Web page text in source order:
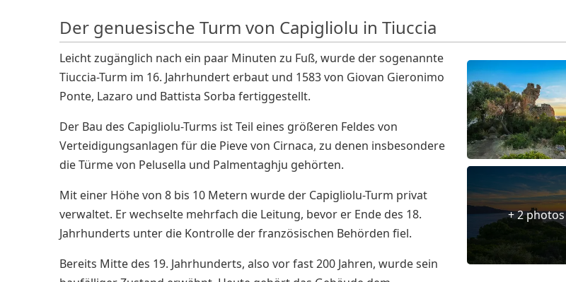
Der genuesische Turm von Capigliolu in Tiuccia
+ 2 photos
Leicht zugänglich nach ein paar Minuten zu Fuß, wurde der sogenannte
Tiuccia-Turm im 16. Jahrhundert erbaut und 1583 von Giovan Gieronimo
Ponte, Lazaro und Battista Sorba fertiggestellt.
Der Bau des Capigliolu-Turms ist Teil eines größeren Feldes von
Verteidigungsanlagen für die Pieve von Cirnaca, zu denen insbesondere
die Türme von Pelusella und Palmentaghju gehörten.
Mit einer Höhe von 8 bis 10 Metern wurde der Capigliolu-Turm privat
verwaltet. Er wechselte mehrfach die Leitung, bevor er Ende des 18.
Jahrhunderts unter die Kontrolle der französischen Behörden fiel.
Bereits Mitte des 19. Jahrhunderts, also vor fast 200 Jahren, wurde sein